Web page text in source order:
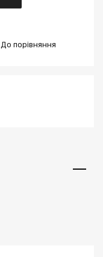
До порівняння